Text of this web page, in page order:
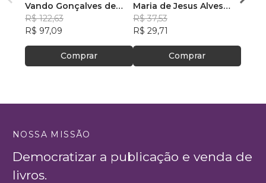
Vando Gonçalves de
Araújo
R$ 122,63
R$ 97,09
Comprar
MENINA INDÍGENA
Maria de Jesus Alves
dos Santos
R$ 37,53
R$ 29,71
Comprar
R$
NOSSA MISSÃO
Democratizar a publicação e venda de
livros.